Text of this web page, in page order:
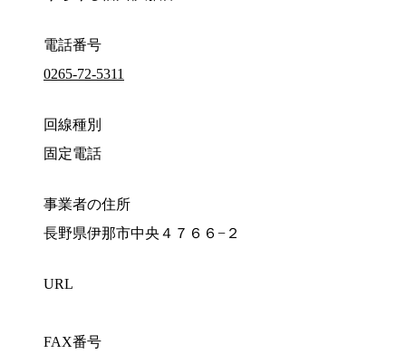
電話番号
0265-72-5311
回線種別
固定電話
事業者の住所
長野県伊那市中央４７６６−２
URL
FAX番号